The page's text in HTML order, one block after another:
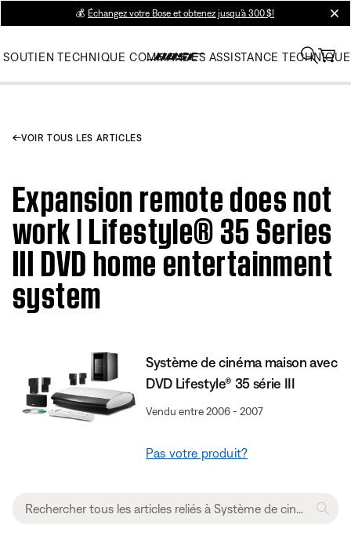
💰 Échangez votre Bose et obtenez jusqu’à 300 $!
SOUTIEN TECHNIQUE COMMANDES ASSISTANCE TECHNIQUE
VOIR TOUS LES ARTICLES
Expansion remote does not
work | Lifestyle® 35 Series
III DVD home entertainment
system
Système de cinéma maison avec
DVD Lifestyle® 35 série III
Vendu entre 2006 - 2007
Pas votre produit?